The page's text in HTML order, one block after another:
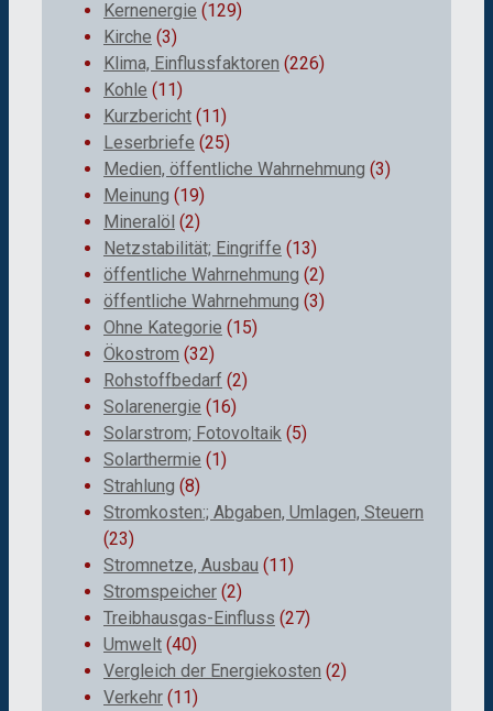
Kernenergie (129)
Kirche (3)
Klima, Einflussfaktoren (226)
Kohle (11)
Kurzbericht (11)
Leserbriefe (25)
Medien, öffentliche Wahrnehmung (3)
Meinung (19)
Mineralöl (2)
Netzstabilität; Eingriffe (13)
öffentliche Wahrnehmung (2)
öffentliche Wahrnehmung (3)
Ohne Kategorie (15)
Ökostrom (32)
Rohstoffbedarf (2)
Solarenergie (16)
Solarstrom; Fotovoltaik (5)
Solarthermie (1)
Strahlung (8)
Stromkosten:; Abgaben, Umlagen, Steuern
(23)
Stromnetze, Ausbau (11)
Stromspeicher (2)
Treibhausgas-Einfluss (27)
Umwelt (40)
Vergleich der Energiekosten (2)
Verkehr (11)